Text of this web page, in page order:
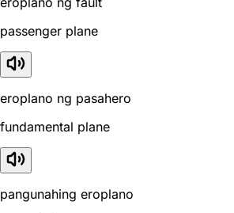
passenger plane
eroplano ng pasahero
fundamental plane
pangunahing eroplano